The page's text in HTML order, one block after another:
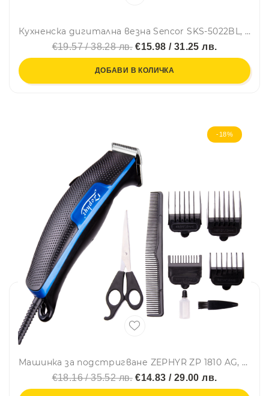
Кухненска дигитална везна Sencor SKS-5022BL, 5 кг, LCD екран, Включена батерия, Син
€19.57 / 38.28 лв.€15.98 / 31.25 лв.
ДОБАВИ В КОЛИЧКА
-18%
Машинка за подстригване ZEPHYR ZP 1810 AG, 9W, Пълен комплект аксесоари, Приставки, ножица, четка
€18.16 / 35.52 лв.€14.83 / 29.00 лв.